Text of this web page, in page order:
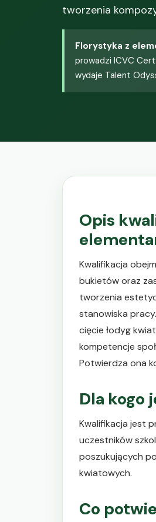
tworzenia
Florystyka z
prowadzi ICVC
wydaje Talent
Opis
Kwalifikacja
bukietów oraz
tworzenia
stanowiska
cięcie łodyg
kompetencje
Potwierdza ona
Dla kogo
Kwalifikacja jest
uczestników
poszukujących
kwiatowych.
Co